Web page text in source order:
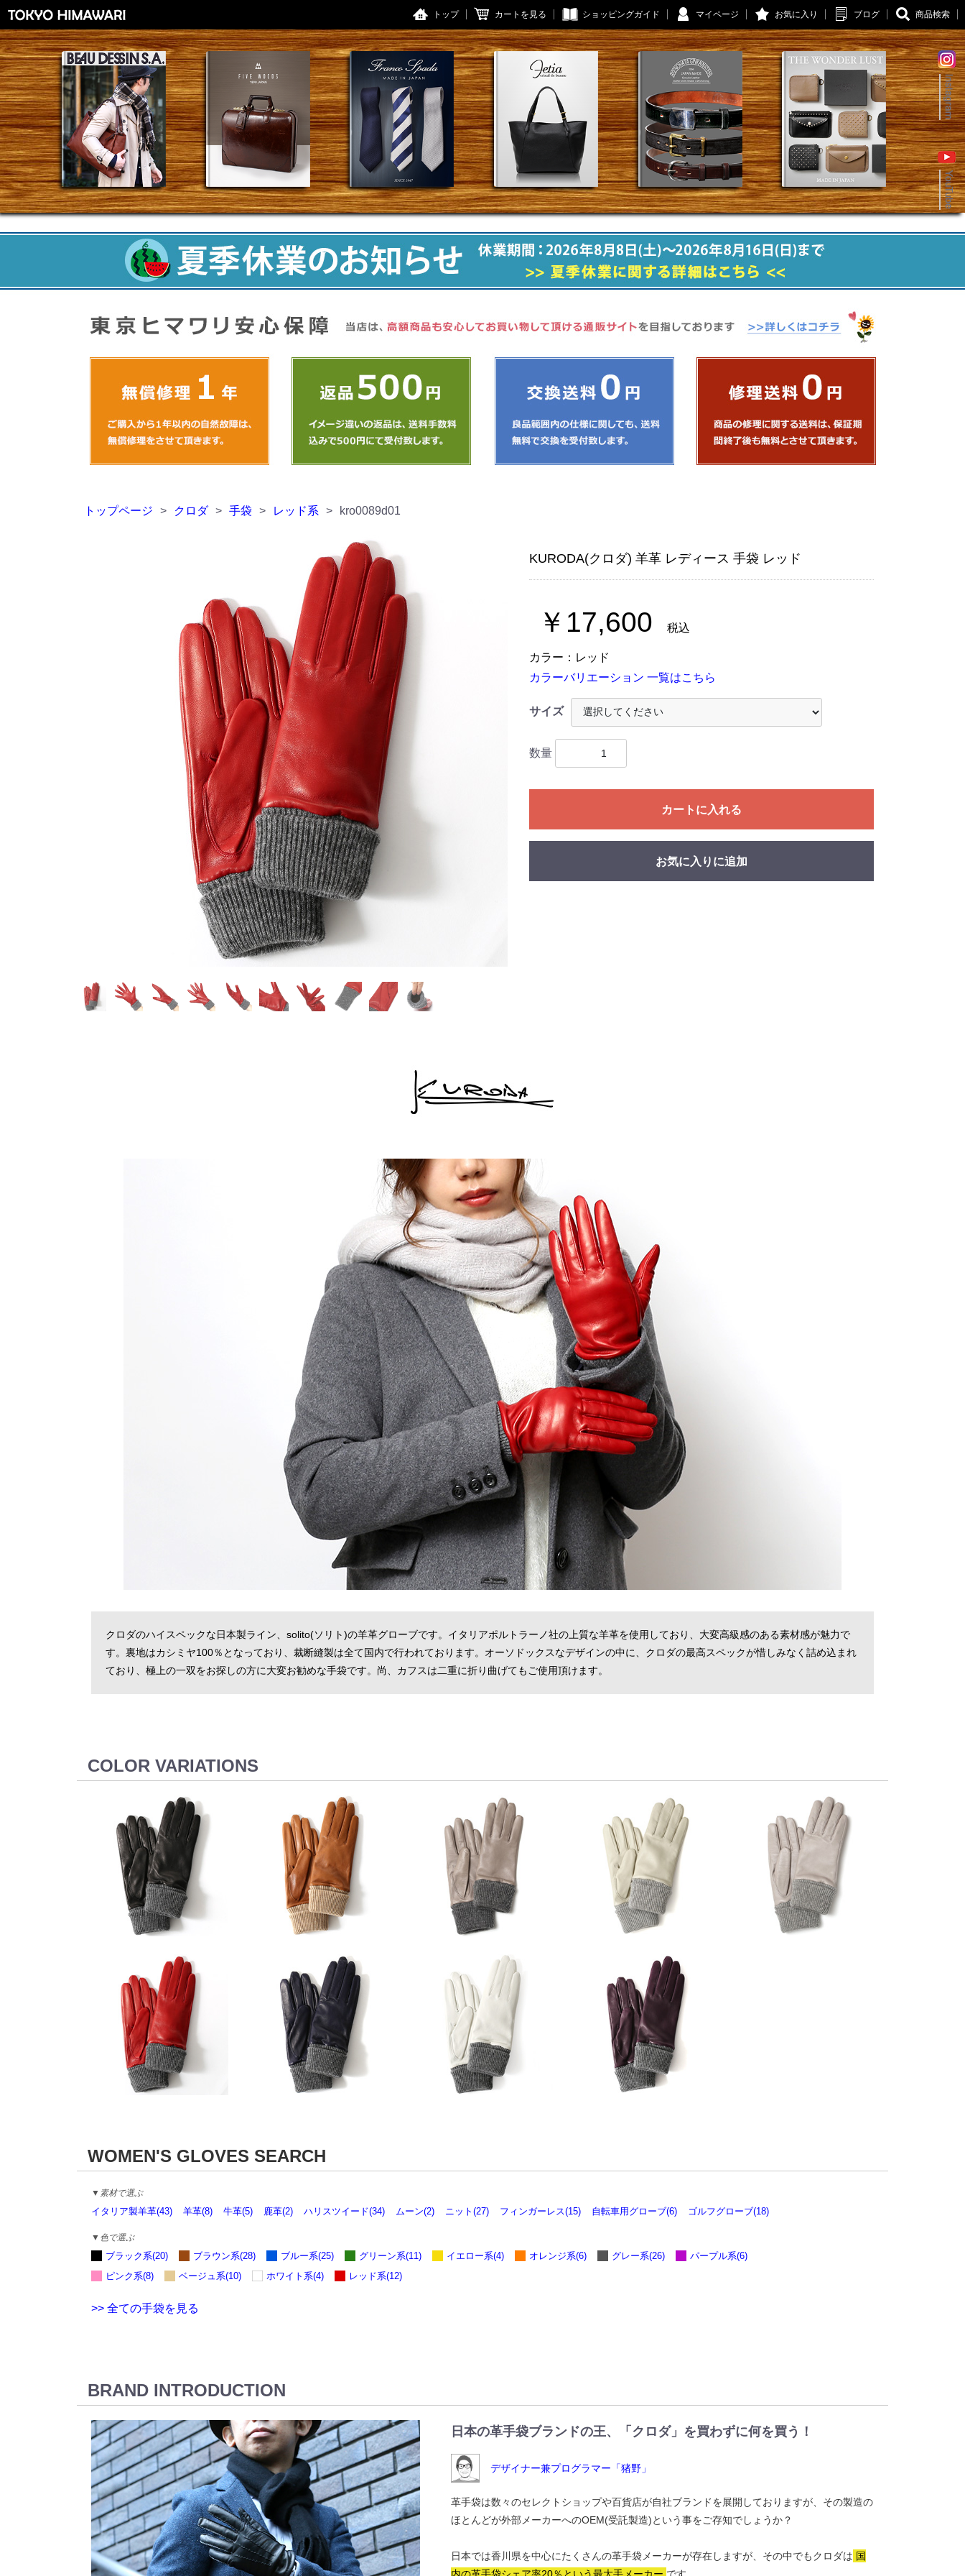
商品検索
ブログ
お気に入り
マイページ
ショッピングガイド
カートを見る
トップ
トップページ > クロダ > 手袋 > レッド系 > kro0089d01
KURODA(クロダ) 羊革 レディース 手袋 レッド
￥17,600 税込
カラー：レッド
カラーバリエーション 一覧はこちら
サイズ
数量
カートに入れる
お気に入りに追加
クロダのハイスペックな日本製ライン、solito(ソリト)の羊革グローブです。イタリアポルトラーノ社の上質な羊革を使用しており、大変高級感のある素材感が魅力で
す。裏地はカシミヤ100％となっており、裁断縫製は全て国内で行われております。オーソドックスなデザインの中に、クロダの最高スペックが惜しみなく詰め込まれ
ており、極上の一双をお探しの方に大変お勧めな手袋です。尚、カフスは二重に折り曲げてもご使用頂けます。
COLOR VARIATIONS
WOMEN'S GLOVES SEARCH
▼素材で選ぶ
イタリア製羊革(43) 羊革(8) 牛革(5) 鹿革(2) ハリスツイード(34) ムーン(2) ニット(27) フィンガーレス(15) 自転車用グローブ(6) ゴルフグローブ(18)
▼色で選ぶ
ブラック系(20) ブラウン系(28) ブルー系(25) グリーン系(11) イエロー系(4) オレンジ系(6) グレー系(26)
パープル系(6)
ピンク系(8)
ベージュ系(10) ホワイト系(4) レッド系(12)
>> 全ての手袋を見る
BRAND INTRODUCTION
日本の革手袋ブランドの王、「クロダ」を買わずに何を買う！
デザイナー兼プログラマー「猪野」
革手袋は数々のセレクトショップや百貨店が自社ブランドを展開しておりますが、その製造の
ほとんどが外部メーカーへのOEM(受託製造)という事をご存知でしょうか？
日本では香川県を中心にたくさんの革手袋メーカーが存在しますが、その中でもクロダは 国
内の革手袋シェア率20％という最大手メーカー です。